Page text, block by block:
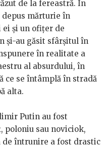
de la fereastră. În
depus mărturie în
ei și un ofițer de
și-au găsit sfârșitul în
în realitate a
al absurdului, în
ce se întâmplă în stradă
alta.
Putin au fost
poloniu sau noviciok,
întrunire a fost drastic